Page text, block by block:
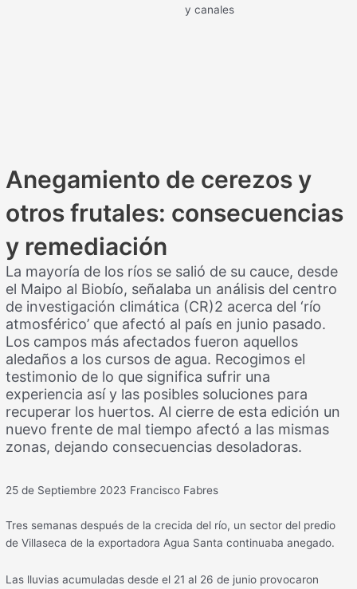
y canales
Anegamiento de cerezos y
otros frutales: consecuencias
y remediación
La mayoría de los ríos se salió de su cauce, desde
el Maipo al Biobío, señalaba un análisis del centro
de investigación climática (CR)2 acerca del ‘río
atmosférico’ que afectó al país en junio pasado.
Los campos más afectados fueron aquellos
aledaños a los cursos de agua. Recogimos el
testimonio de lo que significa sufrir una
experiencia así y las posibles soluciones para
recuperar los huertos. Al cierre de esta edición un
nuevo frente de mal tiempo afectó a las mismas
zonas, dejando consecuencias desoladoras.
25 de Septiembre 2023 Francisco Fabres
Tres semanas después de la crecida del río, un sector del predio
de Villaseca de la exportadora Agua Santa continuaba anegado.
Las lluvias acumuladas desde el 21 al 26 de junio provocaron